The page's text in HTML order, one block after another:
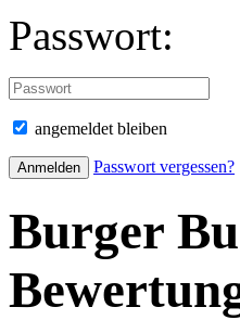
Passwort:
angemeldet bleiben
Passwort vergessen?
Burger